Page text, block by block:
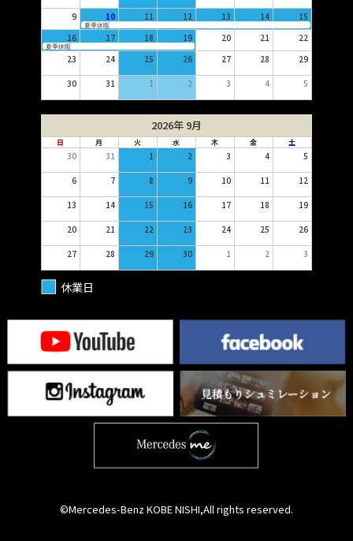
9 10 11 12 13 14 15
夏季休暇
16 17 18 19 20 21 22
夏季休暇
23 24 25 26 27 28 29
30 31 1 2 3 4 5
2026年 9月
日 月 火 水 木 金 土
30 31 1 2 3 4 5
6 7 8 9 10 11 12
13 14 15 16 17 18 19
20 21 22 23 24 25 26
27 28 29 30 1 2 3
休業日
©Mercedes-Benz KOBE NISHI,All rights reserved.